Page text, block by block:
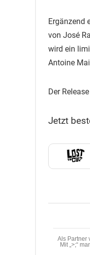
Ergänzend
von José
wird ein
Antoine
Der
Jetzt
Als Partner
Mit „>;“